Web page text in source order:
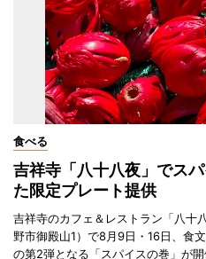
食べる
吉祥寺「八十八夜」でス
た限定プレート提供
吉祥寺のカフェ＆レストラン「八十
野市御殿山1）で8月9日・16日、食
の第2弾となる「スパイスの巻」が開